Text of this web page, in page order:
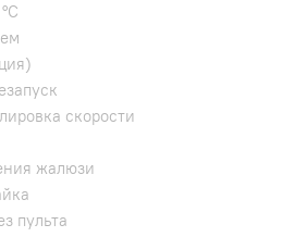
скорости
жалюзи
пульта